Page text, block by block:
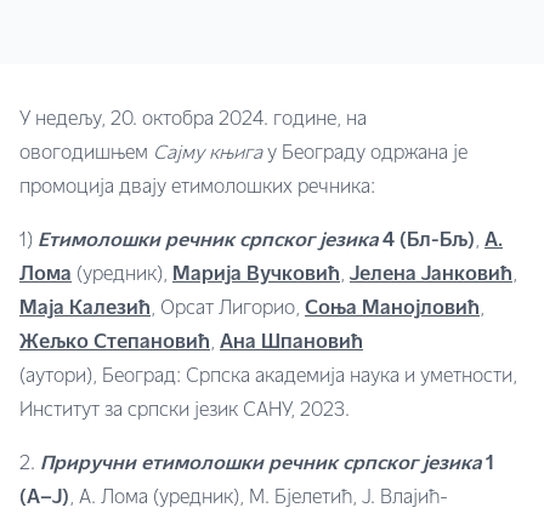
У недељу, 20. октобра 2024. године, на
овогодишњем Сајму књигау Београду одржана је
промоција двају етимолошких речника:
1) Етимолошки речник српског језика4 (Бл-Бљ), А.
Лома (уредник), Марија Вучковић, Јелена Јанковић,
Маја Калезић, Орсат Лигорио, Соња Манојловић,
Жељко Степановић, Ана Шпановић
(аутори), Београд: Српска академија наука и уметности,
Институт за српски језик САНУ, 2023.
2. Приручни етимолошки речник српског језика 1
(А–Ј), А. Лома (уредник), М. Бјелетић, Ј. Влајић-